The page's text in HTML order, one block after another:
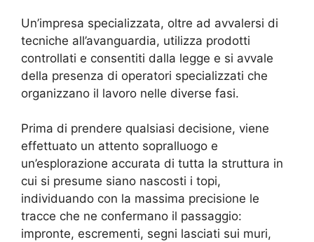
Un’impresa specializzata, oltre ad avvalersi di
tecniche all’avanguardia, utilizza prodotti
controllati e consentiti dalla legge e si avvale
della presenza di operatori specializzati che
organizzano il lavoro nelle diverse fasi.
Prima di prendere qualsiasi decisione, viene
effettuato un attento sopralluogo e
un’esplorazione accurata di tutta la struttura in
cui si presume siano nascosti i topi,
individuando con la massima precisione le
tracce che ne confermano il passaggio:
impronte, escrementi, segni lasciati sui muri,